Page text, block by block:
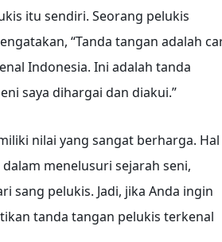
itu sendiri. Seorang pelukis
“Tanda tangan adalah
Indonesia. Ini adalah tanda
saya dihargai dan diakui.”
nilai yang sangat berharga. Hal
menelusuri sejarah seni,
sang pelukis. Jadi, jika Anda ingin
tanda tangan pelukis terkenal